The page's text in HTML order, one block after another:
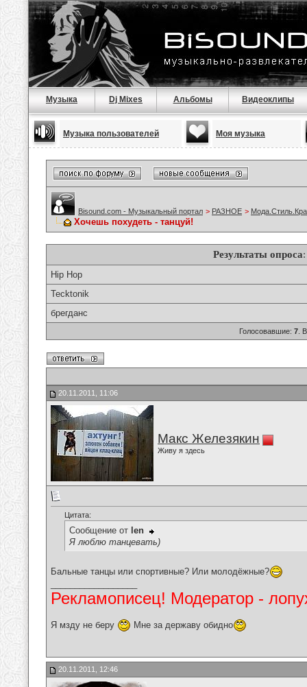
Музыка Dj Mixes Альбомы Видеоклипы
Музыка пользователей Моя музыка
Bisound.com - Музыкальный портал > РАЗНОЕ >
Хочешь похудеть - танцуй!
Результаты опроса
Hip Hop
Tecktonik
брегданс
Голосовавшие: 7.
20.11.2011, 11:06
Макс Железякин
Живу я здесь
Цитата:
Сообщение от len
Я люблю танцевать)
Бальные танцы или спортивные? Или молодёжные?
Рекламописец! Модератор -
Я мзду не беру Мне за державу обидно
20.11.2011, 12:46